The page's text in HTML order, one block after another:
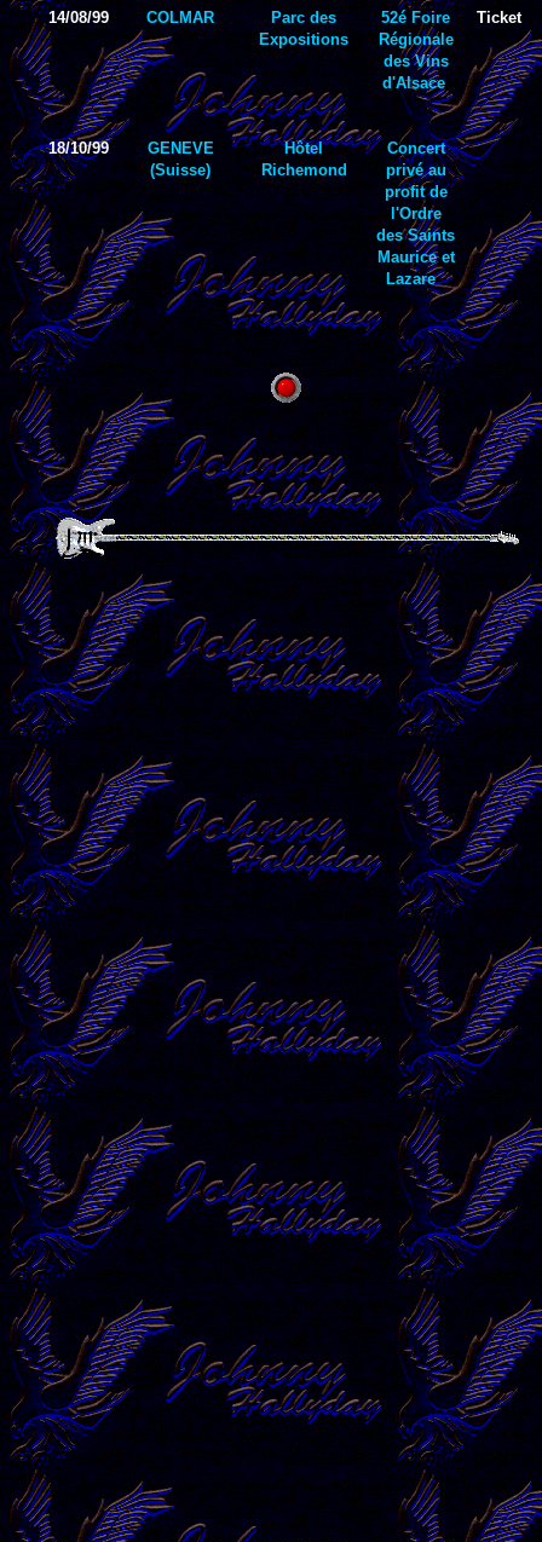
14/08/99 COLMAR
Parc des
Expositions
52é Foire
Régionale
des Vins
d'Alsace
Ticket
18/10/99
GENEVE
(Suisse)
Hôtel
Richemond
Concert
privé au
profit de
l'Ordre
des Saints
Maurice et
Lazare